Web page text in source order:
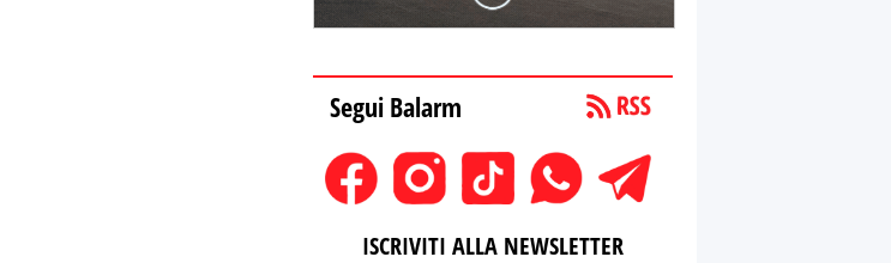
Segui Balarm
ISCRIVITI ALLA NEWSLETTER